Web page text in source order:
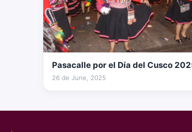
234 fotos
Pasacalle por el Día del Cusco
26 de June, 2025